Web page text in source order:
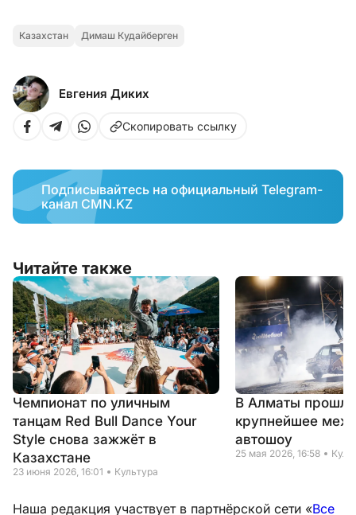
Казахстан Димаш Кудайберген
Евгения Диких
Скопировать ссылку
Подписывайтесь на официальный Telegram-
канал CMN.KZ
Читайте также
Чемпионат по уличным
танцам Red Bull Dance Your
Style снова зажжёт в
Казахстане
23 июня 2026, 16:01 Культура
В Алматы прошло
крупнейшее
автошоу
25 мая 2026, 16:58
Наша редакция участвует в партнёрской сети «Все